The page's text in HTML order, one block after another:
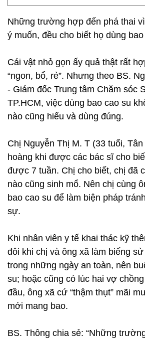
Những trường hợp đến phá thai
ý muốn, đều cho biết họ dùng
Cái vật nhỏ gọn ấy quả thật rất
“ngon, bổ, rẻ”. Nhưng theo BS.
- Giám đốc Trung tâm Chăm sóc
TP.HCM, việc dùng bao cao su
nào cũng hiểu và dùng đúng.
Chị Nguyễn Thị M. T (33 tuổi,
hoàng khi được các bác sĩ cho
được 7 tuần. Chị cho biết, chị đã
nào cũng sinh mổ. Nên chị cùng
bao cao su để làm biện pháp
sự.
Khi nhân viên y tế khai thác kỹ
đôi khi chị và ông xã làm biếng
trong những ngày an toàn, nên
su; hoặc cũng có lúc hai vợ
đầu, ông xã cứ “thậm thụt” mãi
mới mang bao.
BS. Thông chia sẻ: “Những